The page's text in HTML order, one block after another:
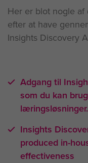
Her er blot nogle
efter at have
Insights Discovery
Adgang til
som du kan
læringsløsninger.
Insights
produced in-
effectiveness